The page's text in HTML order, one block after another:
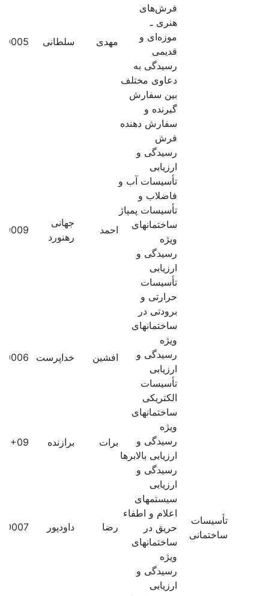
فرش‌های
هنری ـ
موزه‌ای و
قدیمی
رسیدگی به
دعاوی مختلف
بین سفارش
گیرنده و
سفارش دهنده
فرش
مهدی سلطانی
تأسیسات
ساختمانی
رسیدگی و
ارزیابی
تأسیسات آب و
فاضلاب و
تأسیسات پمپاژ
ساختمانهای
ویژه
رسیدگی و
ارزیابی
تأسیسات
حرارتی و
برودتی در
ساختمانهای
ویژه
رسیدگی و
ارزیابی
تأسیسات
الکتریکی
ساختمانهای
ویژه
رسیدگی و
ارزیابی بالابرها
رسیدگی و
ارزیابی
سیستمهای
اعلام و اطفاء
حریق در
ساختمانهای
ویژه
رسیدگی و
ارزیابی
احمد
جهانی
رهنورد
افشین خداپرست
برات برازنده
رضا داودپور